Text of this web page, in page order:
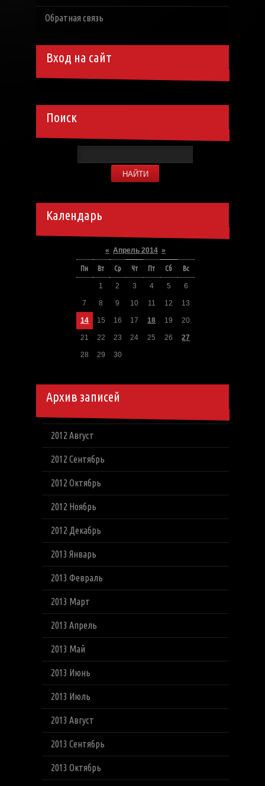
Обратная связь
Вход на сайт
Поиск
Календарь
« Апрель 2014 »
Пн Вт Ср Чт Пт Сб Вс
1 2 3 4 5 6
7 8 9 10 11 12 13
14 15 16 17 18 19 20
21 22 23 24 25 26 27
28 29 30
Архив записей
2012 Август
2012 Сентябрь
2012 Октябрь
2012 Ноябрь
2012 Декабрь
2013 Январь
2013 Февраль
2013 Март
2013 Апрель
2013 Май
2013 Июнь
2013 Июль
2013 Август
2013 Сентябрь
2013 Октябрь